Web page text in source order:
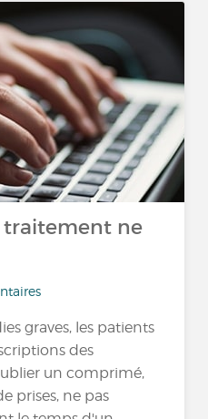
traitement ne
graves, les patients
des
un comprimé,
prises, ne pas